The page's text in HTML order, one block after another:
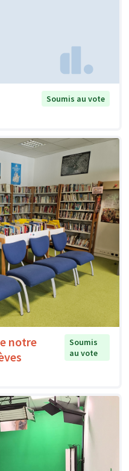
Soumis au vote
notre
Soumis
au vote